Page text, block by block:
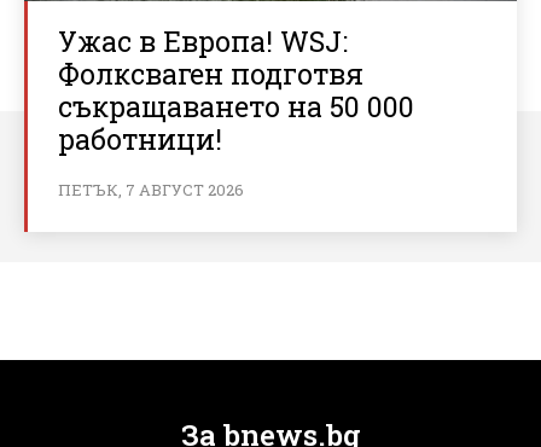
Ужас в Европа! WSJ:
Фолксваген подготвя
съкращаването на 50 000
работници!
ПЕТЪК, 7 АВГУСТ 2026
За bnews.bg